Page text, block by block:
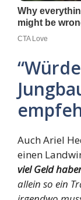
Auch Ariel
einen
viel Geld
allein so ein